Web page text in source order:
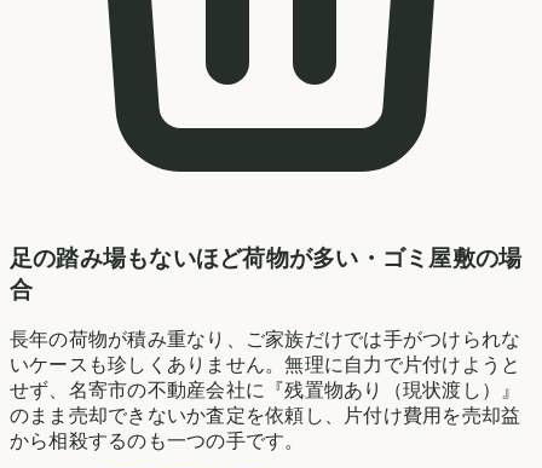
足の踏み場もないほど荷物が多い・ゴミ屋敷の場
合
長年の荷物が積み重なり、ご家族だけでは手がつけられな
いケースも珍しくありません。無理に自力で片付けようと
せず、名寄市の不動産会社に『残置物あり（現状渡し）』
のまま売却できないか査定を依頼し、片付け費用を売却益
から相殺するのも一つの手です。